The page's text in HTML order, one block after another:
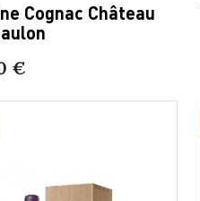
Cognac Château
€